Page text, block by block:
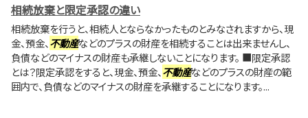
相続放棄と限定承認の違い
相続放棄を行うと、相続人とならなかったものとみなされますから、現
金、預金、不動産などのプラスの財産を相続することは出来ませんし、
負債などのマイナスの財産も承継しないことになります。 ■限定承認
とは？限定承認をすると、現金、預金、不動産などのプラスの財産の範
囲内で、負債などのマイナスの財産を承継することになります。...